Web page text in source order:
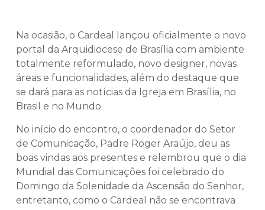
Na ocasião, o Cardeal lançou oficialmente o novo
portal da Arquidiocese de Brasília com ambiente
totalmente reformulado, novo designer, novas
áreas e funcionalidades, além do destaque que
se dará para as notícias da Igreja em Brasília, no
Brasil e no Mundo.
No início do encontro, o coordenador do Setor
de Comunicação, Padre Roger Araújo, deu as
boas vindas aos presentes e relembrou que o dia
Mundial das Comunicações foi celebrado do
Domingo da Solenidade da Ascensão do Senhor,
entretanto, como o Cardeal não se encontrava